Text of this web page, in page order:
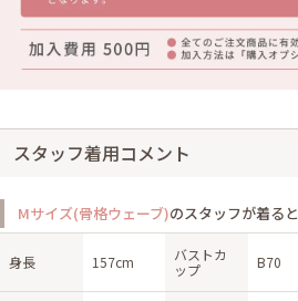
スタッフ着用コメント
Mサイズ(骨格ウェーブ)のスタッフが着ると
身長 157cm
バストカ
ップ
B70